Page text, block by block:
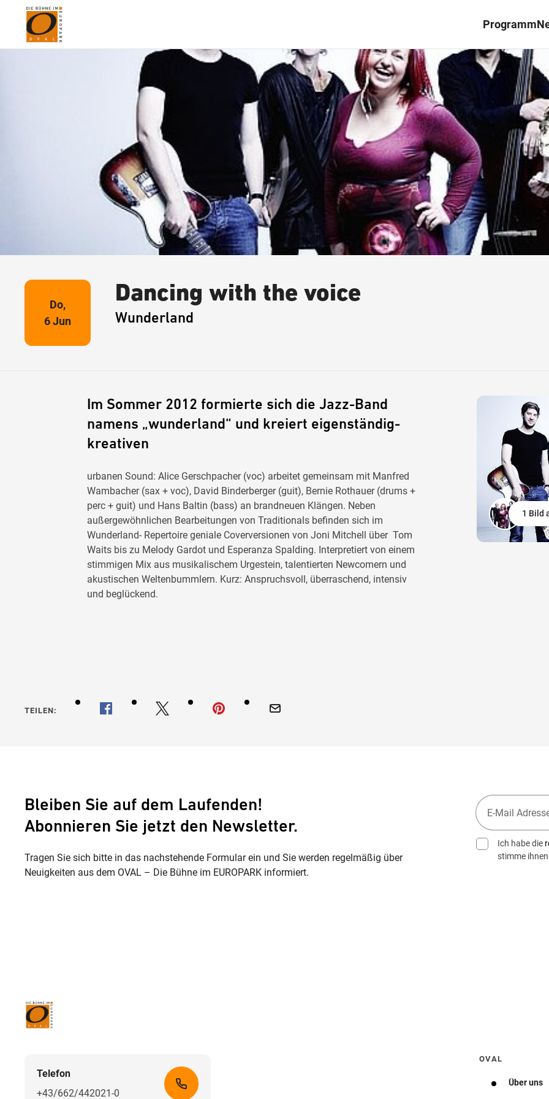
Programm
Do,
6 Jun
Dancing with the voice
Wunderland
Im Sommer 2012 formierte sich die Jazz-Band
namens „wunderland“ und kreiert eigenständig-
kreativen
urbanen Sound: Alice Gerschpacher (voc) arbeitet gemeinsam mit Manfred
Wambacher (sax + voc), David Binderberger (guit), Bernie Rothauer (drums +
perc + guit) und Hans Baltin (bass) an brandneuen Klängen. Neben
außergewöhnlichen Bearbeitungen von Traditionals befinden sich im
Wunderland- Repertoire geniale Coverversionen von Joni Mitchell über Tom
Waits bis zu Melody Gardot und Esperanza Spalding. Interpretiert von einem
stimmigen Mix aus musikalischem Urgestein, talentierten Newcomern und
akustischen Weltenbummlern. Kurz: Anspruchsvoll, überraschend, intensiv
und beglückend.
1 Bild
TEILEN:
Bleiben Sie auf dem Laufenden!
Abonnieren Sie jetzt den Newsletter.
Tragen Sie sich bitte in das nachstehende Formular ein und Sie werden regelmäßig über
Neuigkeiten aus dem OVAL – Die Bühne im EUROPARK informiert.
Ich habe die
stimme
Telefon
+43/662/442021-0
OVAL
Über uns